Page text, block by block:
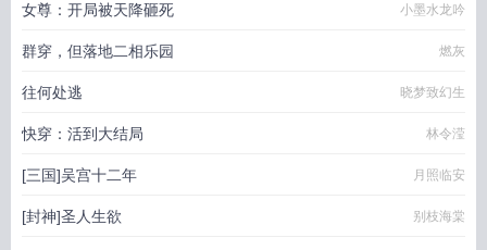
女尊：开局被天降砸死 小墨水龙吟
群穿，但落地二相乐园 燃灰
往何处逃 晓梦致幻生
快穿：活到大结局 林令滢
[三国]吴宫十二年 月照临安
[封神]圣人生欲 别枝海棠